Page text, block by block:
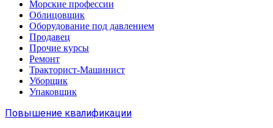
Морские профессии
Облицовщик
Оборудование под давлением
Продавец
Прочие курсы
Ремонт
Тракторист-Машинист
Уборщик
Упаковщик
Повышение квалификации